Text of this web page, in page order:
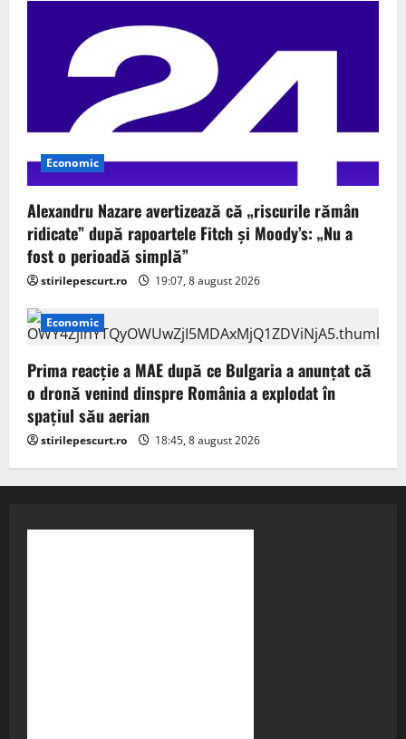
Economic
Alexandru Nazare avertizează că „riscurile rămân
ridicate” după rapoartele Fitch și Moody’s: „Nu a
fost o perioadă simplă”
stirilepescurt.ro 19:07, 8 august 2026
Economic
Prima reacție a MAE după ce Bulgaria a anunţat că
o dronă venind dinspre România a explodat în
spaţiul său aerian
stirilepescurt.ro 18:45, 8 august 2026